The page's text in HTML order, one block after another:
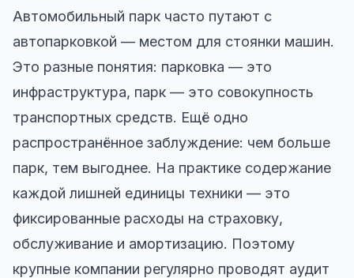
Автомобильный парк часто путают с
автопарковкой — местом для стоянки машин.
Это разные понятия: парковка — это
инфраструктура, парк — это совокупность
транспортных средств. Ещё одно
распространённое заблуждение: чем больше
парк, тем выгоднее. На практике содержание
каждой лишней единицы техники — это
фиксированные расходы на страховку,
обслуживание и амортизацию. Поэтому
крупные компании регулярно проводят аудит